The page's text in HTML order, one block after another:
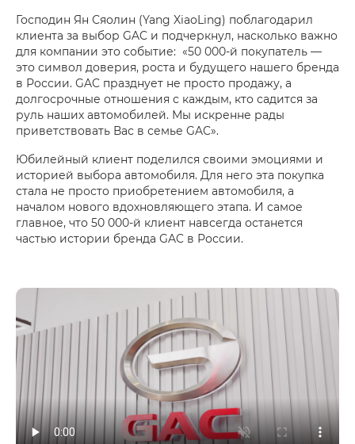
Господин Ян Сяолин (Yang XiaoLing) поблагодарил
клиента за выбор GAC и подчеркнул, насколько важно
для компании это событие: «50 000-й покупатель —
это символ доверия, роста и будущего нашего бренда
в России. GAC празднует не просто продажу, а
долгосрочные отношения с каждым, кто садится за
руль наших автомобилей. Мы искренне рады
приветствовать Вас в семье GAC».
Юбилейный клиент поделился своими эмоциями и
историей выбора автомобиля. Для него эта покупка
стала не просто приобретением автомобиля, а
началом нового вдохновляющего этапа. И самое
главное, что 50 000-й клиент навсегда останется
частью истории бренда GAC в России.